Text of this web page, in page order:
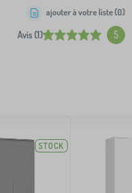
Avis (1) 5
ajouter à votre liste (0)
STOCK